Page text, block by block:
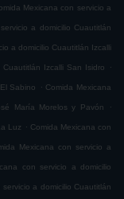
Mexicana con servicio a
a domicilio Cuautitlán
a domicilio Cuautitlán Izcalli
Cuautitlán Izcalli San Isidro .
Sabino . Comida Mexicana
María Morelos y Pavón .
Luz . Comida Mexicana con
Mexicana con servicio a
con servicio a domicilio
a domicilio Cuautitlán